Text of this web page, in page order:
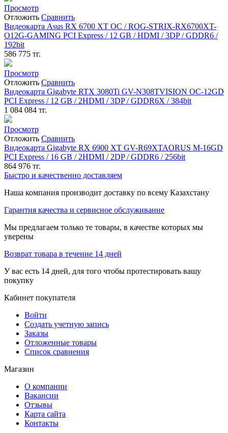
Просмотр
Отложить Сравнить
Видеокарта Asus RX 6700 XT OC / ROG-STRIX-RX6700XT-
O12G-GAMING PCI Express / 12 GB / HDMI / 3DP / GDDR6 /
192bit
586 775 тг.
Просмотр
Отложить Сравнить
Видеокарта Gigabyte RTX 3080Ti GV-N308TVISION OC-12GD
PCI Express / 12 GB / 2HDMI / 3DP / GDDR6X / 384bit
1 084 084 тг.
Просмотр
Отложить Сравнить
Видеокарта Gigabyte RX 6900 XT GV-R69XTAORUS M-16GD
PCI Express / 16 GB / 2HDMI / 2DP / GDDR6 / 256bit
864 976 тг.
Быстро и качественно доставляем
Наша компания производит доставку по всему Казахстану
Гарантия качества и сервисное обслуживание
Мы предлагаем только те товары, в качестве которых мы
уверены
Возврат товара в течение 14 дней
У вас есть 14 дней, для того чтобы протестировать вашу
покупку
Кабинет покупателя
Войти
Создать учетную запись
Заказы
Отложенные товары
Список сравнения
Магазин
О компании
Вакансии
Отзывы
Карта сайта
Контакты